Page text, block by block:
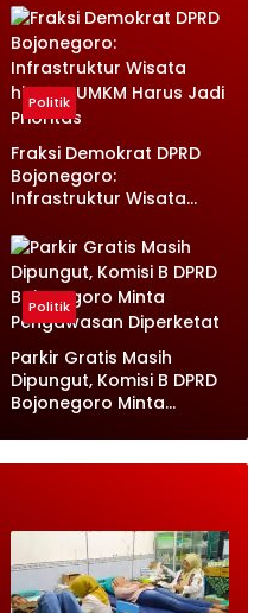
Anak
Politik
Fraksi Demokrat DPRD
Bojonegoro:
Infrastruktur Wisata
Prioritas
Politik
Parkir Gratis Masih
Dipungut, Komisi B DPRD
Bojonegoro Minta